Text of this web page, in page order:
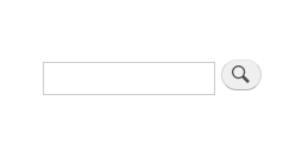
Zoeken